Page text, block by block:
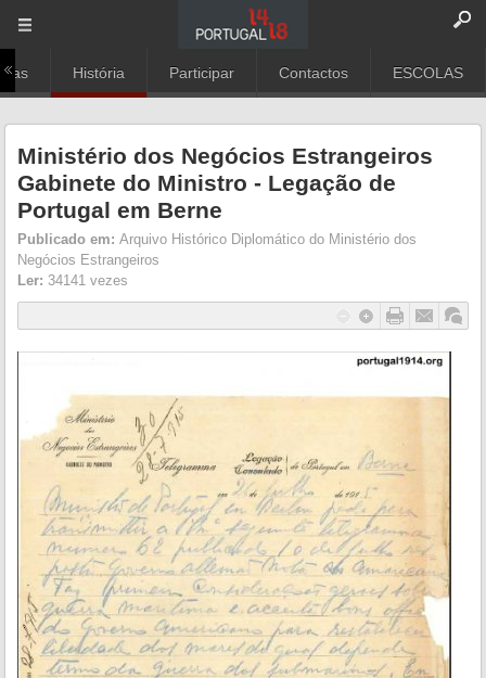
História Participar Contactos ESCOLAS
Ministério dos Negócios Estrangeiros
Gabinete do Ministro - Legação de
Portugal em Berne
Publicado em: Arquivo Histórico Diplomático do Ministério dos
Negócios Estrangeiros
Ler: 34141 vezes